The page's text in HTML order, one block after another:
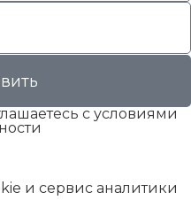
с условиями
и сервис аналитики